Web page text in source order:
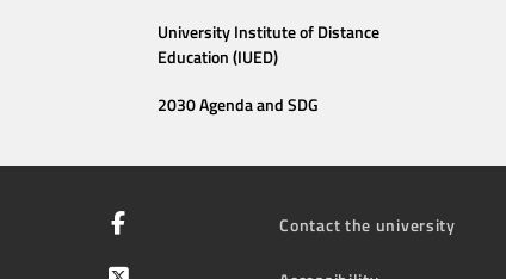
University Institute of Distance
Education (IUED)
2030 Agenda and SDG
Contact the university